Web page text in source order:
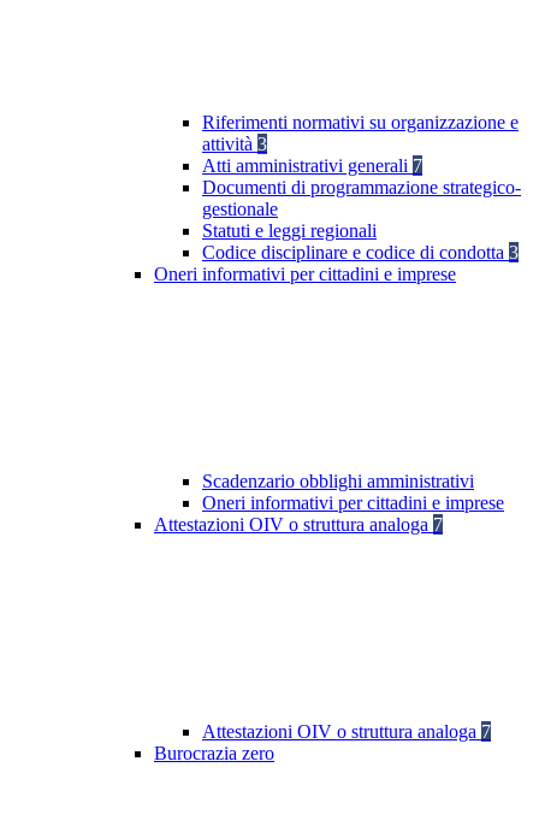
Riferimenti normativi su organizzazione e
attività 3
Atti amministrativi generali 7
Documenti di programmazione strategico-
gestionale
Statuti e leggi regionali
Codice disciplinare e codice di condotta 3
Oneri informativi per cittadini e imprese
Scadenzario obblighi amministrativi
Oneri informativi per cittadini e imprese
Attestazioni OIV o struttura analoga 7
Attestazioni OIV o struttura analoga 7
Burocrazia zero